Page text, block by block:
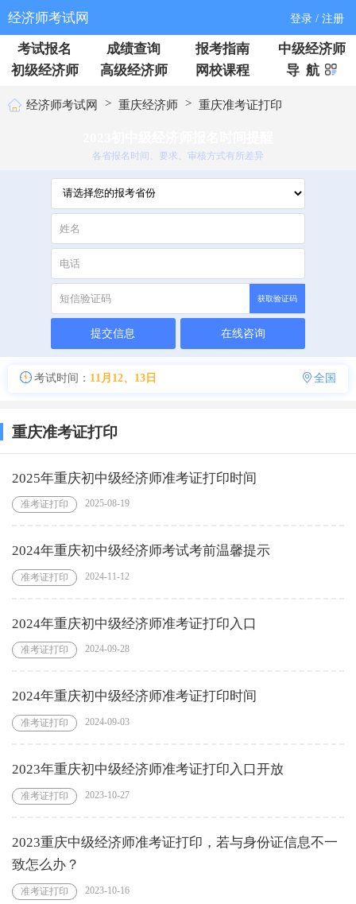
经济师考试网 登录 / 注册
考试报名 成绩查询 报考指南
中级经济师
初级经济师
高级经济师 网校课程 导 航
经济师考试网 > 重庆经济师 > 重庆准考证打印
各省报名时间、要求、审核方式有所差异
获取验证码
提交信息 在线咨询
考试时间： 11月12、13日 全国
重庆准考证打印
2025年重庆初中级经济师准考证打印时间
准考证打印 2025-08-19
2024年重庆初中级经济师考试考前温馨提示
准考证打印 2024-11-12
2024年重庆初中级经济师准考证打印入口
准考证打印 2024-09-28
2024年重庆初中级经济师准考证打印时间
准考证打印 2024-09-03
2023年重庆初中级经济师准考证打印入口开放
准考证打印 2023-10-27
2023重庆中级经济师准考证打印，若与身份证信息不一
致怎么办？
准考证打印 2023-10-16